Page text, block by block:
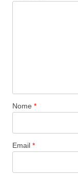
Nome *
Email *